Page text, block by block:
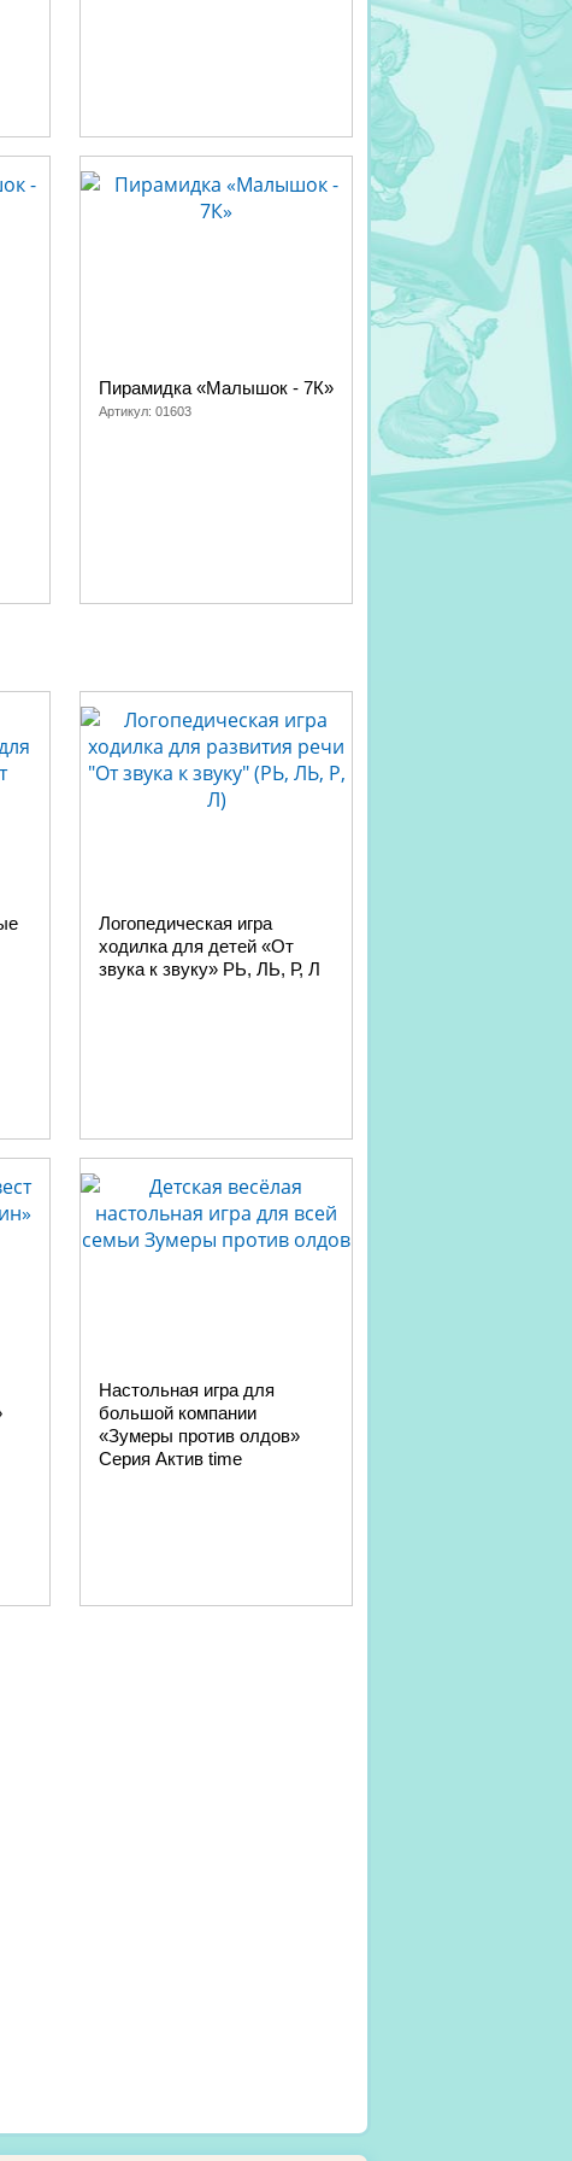
к выдувной, колечки которой, уверены, к
вы всегда сможете найти огромный
Пирамидка «Малышок - 7К»
Артикул: 01603
Логопедическая игра
ходилка для детей «От
звука к звуку» РЬ, ЛЬ, Р, Л
Настольная игра для
большой компании
«Зумеры против олдов»
Серия Актив time